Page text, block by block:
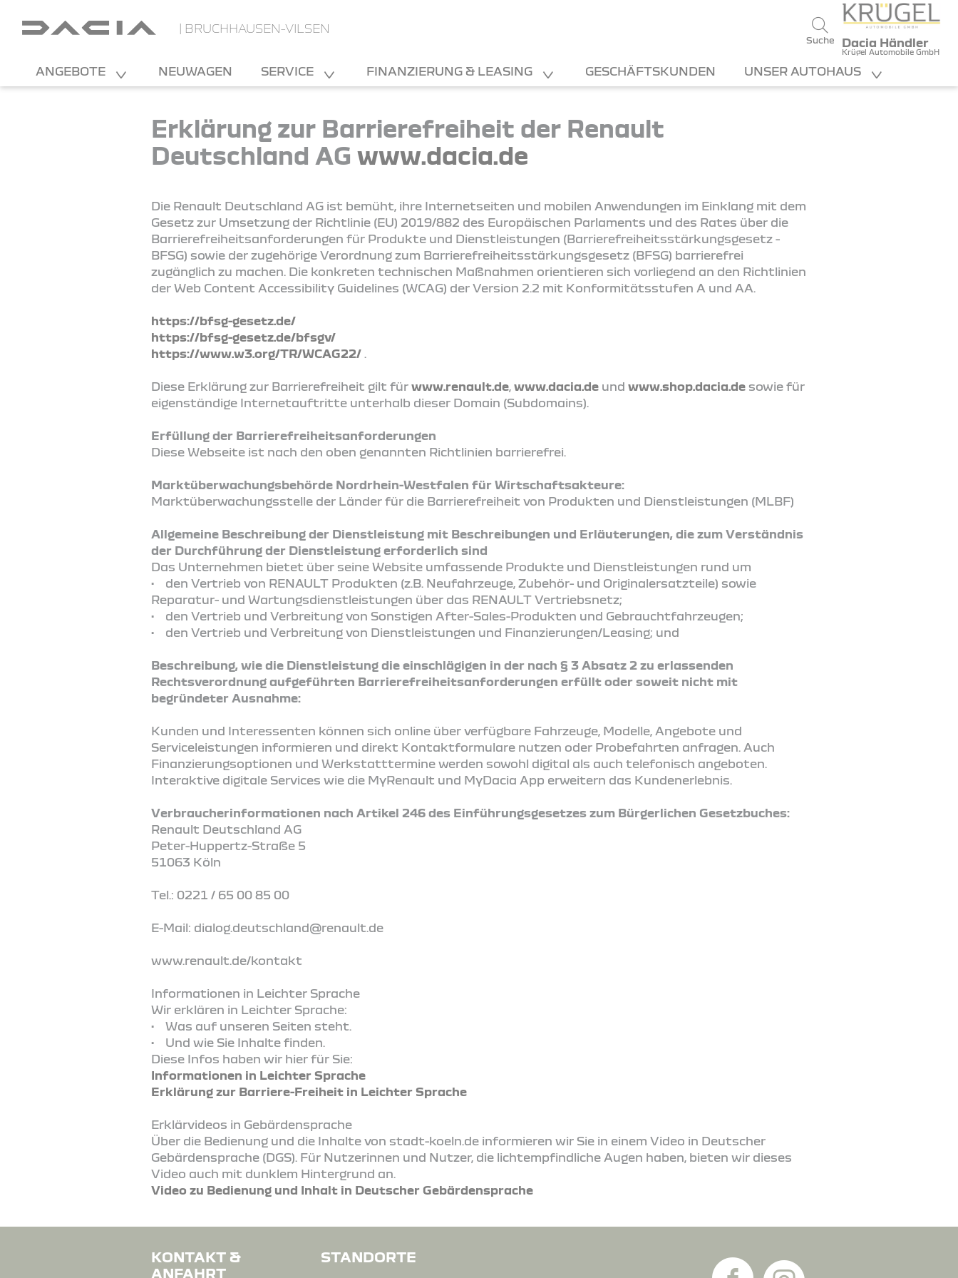
| BRUCHHAUSEN-VILSEN
Suche Dacia Händler
Krügel Automobile GmbH
ANGEBOTE NEUWAGEN SERVICE FINANZIERUNG & LEASING GESCHÄFTSKUNDEN UNSER AUTOHAUS
Erklärung zur Barrierefreiheit der Renault
Deutschland AGwww.dacia.de
Die Renault Deutschland AG ist bemüht, ihre Internetseiten und mobilen Anwendungen im Einklang mit dem
Gesetz zur Umsetzung der Richtlinie (EU) 2019/882 des Europäischen Parlaments und des Rates über die
Barrierefreiheitsanforderungen für Produkte und Dienstleistungen (Barrierefreiheitsstärkungsgesetz -
BFSG) sowie der zugehörige Verordnung zum Barrierefreiheitsstärkungsgesetz (BFSG) barrierefrei
zugänglich zu machen. Die konkreten technischen Maßnahmen orientieren sich vorliegend an den Richtlinien
der Web Content Accessibility Guidelines (WCAG) der Version 2.2 mit Konformitätsstufen A und AA.
https://bfsg-gesetz.de/
https://bfsg-gesetz.de/bfsgv/
https://www.w3.org/TR/WCAG22/ .
Diese Erklärung zur Barrierefreiheit gilt fürwww.renault.de,www.dacia.de undwww.shop.dacia.de sowie für
eigenständige Internetauftritte unterhalb dieser Domain (Subdomains).
Erfüllung der Barrierefreiheitsanforderungen
Diese Webseite ist nach den oben genannten Richtlinien barrierefrei.
Marktüberwachungsbehörde Nordrhein-Westfalen für Wirtschaftsakteure:
Marktüberwachungsstelle der Länder für die Barrierefreiheit von Produkten und Dienstleistungen (MLBF)
Allgemeine Beschreibung der Dienstleistung mit Beschreibungen und Erläuterungen, die zum Verständnis
der Durchführung der Dienstleistung erforderlich sind
Das Unternehmen bietet über seine Website umfassende Produkte und Dienstleistungen rund um
• den Vertrieb von RENAULT Produkten (z.B. Neufahrzeuge, Zubehör- und Originalersatzteile) sowie
Reparatur- und Wartungsdienstleistungen über das RENAULT Vertriebsnetz;
• den Vertrieb und Verbreitung von Sonstigen After-Sales-Produkten und Gebrauchtfahrzeugen;
• den Vertrieb und Verbreitung von Dienstleistungen und Finanzierungen/Leasing; und
Beschreibung, wie die Dienstleistung die einschlägigen in der nach § 3 Absatz 2 zu erlassenden
Rechtsverordnung aufgeführten Barrierefreiheitsanforderungen erfüllt oder soweit nicht mit
begründeter Ausnahme:
Kunden und Interessenten können sich online über verfügbare Fahrzeuge, Modelle, Angebote und
Serviceleistungen informieren und direkt Kontaktformulare nutzen oder Probefahrten anfragen. Auch
Finanzierungsoptionen und Werkstatttermine werden sowohl digital als auch telefonisch angeboten.
Interaktive digitale Services wie die MyRenault und MyDacia App erweitern das Kundenerlebnis.
Verbraucherinformationen nach Artikel 246 des Einführungsgesetzes zum Bürgerlichen Gesetzbuches:
Renault Deutschland AG
Peter-Huppertz-Straße 5
51063 Köln
Tel.: 0221 / 65 00 85 00
E-Mail: dialog.deutschland@renault.de
www.renault.de/kontakt
Informationen in Leichter Sprache
Wir erklären in Leichter Sprache:
• Was auf unseren Seiten steht.
• Und wie Sie Inhalte finden.
Diese Infos haben wir hier für Sie:
Informationen in Leichter Sprache
Erklärung zur Barriere-Freiheit in Leichter Sprache
Erklärvideos in Gebärdensprache
Über die Bedienung und die Inhalte von stadt-koeln.de informieren wir Sie in einem Video in Deutscher
Gebärdensprache (DGS). Für Nutzerinnen und Nutzer, die lichtempfindliche Augen haben, bieten wir dieses
Video auch mit dunklem Hintergrund an.
Video zu Bedienung und Inhalt in Deutscher Gebärdensprache
KONTAKT &
ANFAHRT
STANDORTE